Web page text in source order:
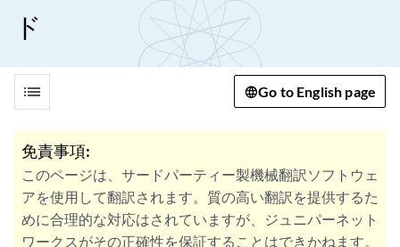
ド
list Go to English page
免責事項:
このページは、サードパーティー製機械翻訳ソフトウェ
アを使用して翻訳されます。質の高い翻訳を提供するた
めに合理的な対応はされていますが、ジュニパーネット
ワークスがその正確性を保証することはできかねます。